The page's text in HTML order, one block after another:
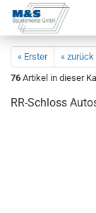
« Erster « zurück
76 Artikel in dieser
RR-​Schloss